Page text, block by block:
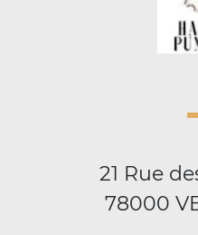
21 Rue
78000